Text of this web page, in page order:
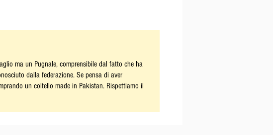
ma un Pugnale, comprensibile dal fatto che ha
dalla federazione. Se pensa di aver
un coltello made in Pakistan. Rispettiamo il